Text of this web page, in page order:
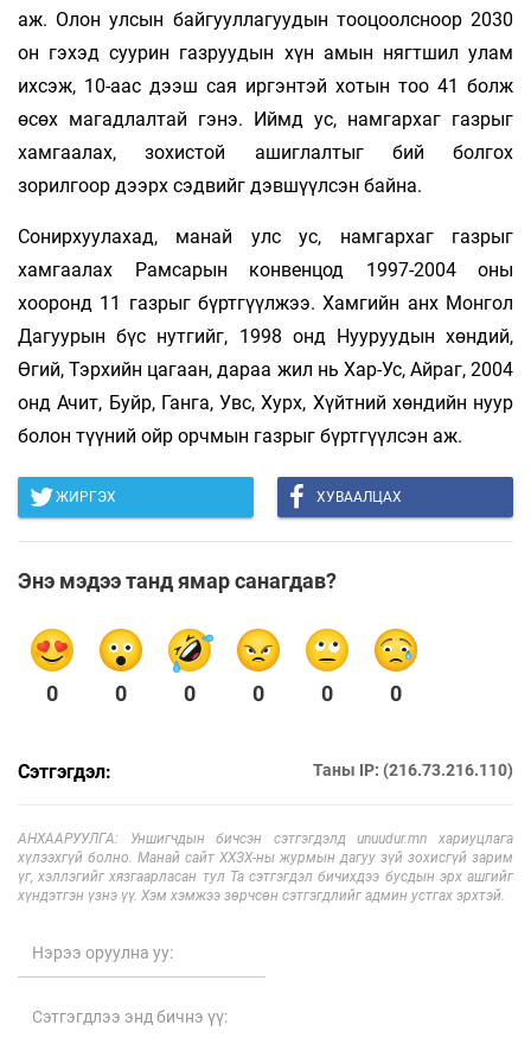
аж. Олон улсын байгууллагуудын тооцоолсноор 2030
он гэхэд суурин газруудын хүн амын нягтшил улам
ихсэж, 10-аас дээш сая иргэнтэй хотын тоо 41 болж
өсөх магадлалтай гэнэ. Иймд ус, намгархаг газрыг
хамгаалах, зохистой ашиглалтыг бий болгох
зорилгоор дээрх сэдвийг дэвшүүлсэн байна.
Сонирхуулахад, манай улс ус, намгархаг газрыг
хамгаалах Рамсарын конвенцод 1997-2004 оны
хооронд 11 газрыг бүртгүүлжээ. Хамгийн анх Монгол
Дагуурын бүс нутгийг, 1998 онд Нууруудын хөндий,
Өгий, Тэрхийн цагаан, дараа жил нь Хар-Ус, Айраг, 2004
онд Ачит, Буйр, Ганга, Увс, Хурх, Хүйтний хөндийн нуур
болон түүний ойр орчмын газрыг бүртгүүлсэн аж.
ЖИРГЭХ ХУВААЛЦАХ
Энэ мэдээ танд ямар санагдав?
0 0 0 0 0 0
Сэтгэгдэл: Таны IP: (216.73.216.110)
АНХААРУУЛГА: Уншигчдын бичсэн сэтгэгдэлд unuudur.mn хариуцлага
хүлээхгүй болно. Манай сайт ХХЗХ-ны журмын дагуу зүй зохисгүй зарим
үг, хэллэгийг хязгаарласан тул Та сэтгэгдэл бичихдээ бусдын эрх ашгийг
хүндэтгэн үзнэ үү. Хэм хэмжээ зөрчсөн сэтгэгдлийг админ устгах эрхтэй.